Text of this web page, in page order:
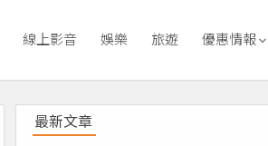
線上影音 娛樂 旅遊 優惠情報
最新文章